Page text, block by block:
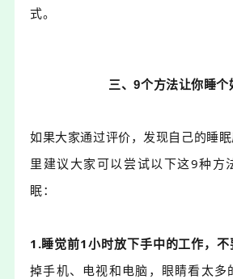
式。
三、9个方法让你睡个
如果大家通过评价，发现自己的睡
里建议大家可以尝试以下这9种方
眠：
1.睡觉前1小时放下手中的工作，不
掉手机、电视和电脑，眼睛看太多